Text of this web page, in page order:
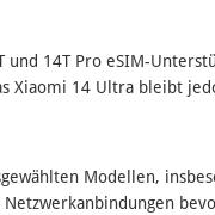
14T Pro eSIM-
14 Ultra bleibt
Modellen,